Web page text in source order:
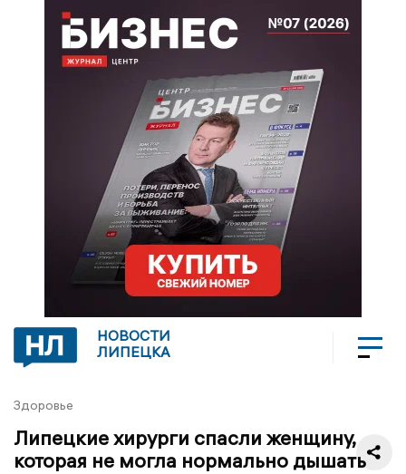
НОВОСТИ
ЛИПЕЦКА
Здоровье
Липецкие хирурги спасли женщину,
которая не могла нормально дышать